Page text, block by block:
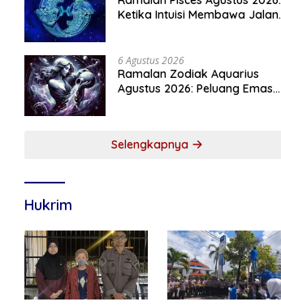
Ketika Intuisi Membawa Jalan
6 Agustus 2026
Ramalan Zodiak Aquarius
Agustus 2026: Peluang Emas
Selengkapnya
Hukrim